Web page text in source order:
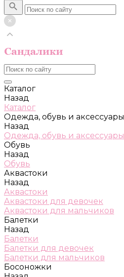
Каталог
Назад
Каталог
Одежда, обувь и аксессуары
Назад
Одежда, обувь и аксессуары
Обувь
Назад
Обувь
Аквастоки
Назад
Аквастоки
Аквастоки для девочек
Аквастоки для мальчиков
Балетки
Назад
Балетки
Балетки для девочек
Балетки для мальчиков
Босоножки